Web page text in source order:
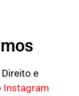
e
Instagram